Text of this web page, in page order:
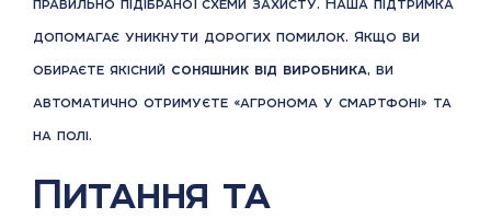
правильно підібраної схеми захисту. Наша підтримка
допомагає уникнути дорогих помилок. Якщо ви
обираєте якісний соняшник від виробника, ви
автоматично отримуєте «агронома у смартфоні» та
на полі.
Питання та